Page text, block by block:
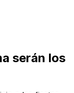
serán los